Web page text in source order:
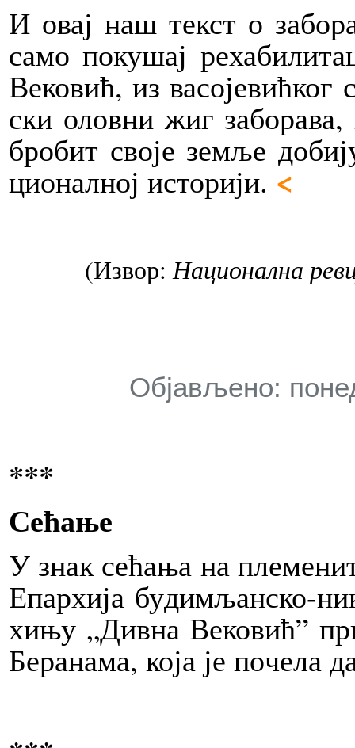
И овај наш текст о
са­мо по­ку­шај
Ве­ко­вић, из
ски олов­ни жиг
бро­бит сво­је зе­мље
ци­о­нал­ној исто­ри­ји. <
(Извор:Национална
Објављено:
***
Сећање
У знак се­ћа­ња на
Епар­хи­ја бу­ди­мљан­ско-
хи­њу „Див­на Ве­ко­вић”
Бе­ра­на­ма, ко­ја је по­че­ла